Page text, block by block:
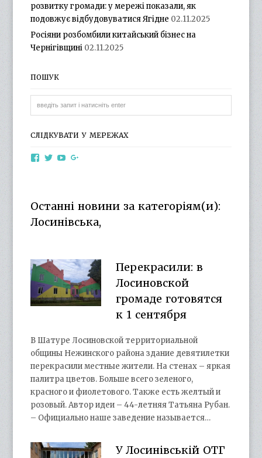
розвитку громади: у мережі показали, як
подовжує відбудовуватися Ягідне 02.11.2025
Росіяни розбомбили китайський бізнес на
Чернігівщині 02.11.2025
ПОШУК
СЛІДКУВАТИ У МЕРЕЖАХ
ViewViewView
YouTube
Останні новини за категоріям(и):
Лосинівська,
Перекрасили: в
Лосиновской
громаде готовятся
к 1 сентября
В Шатуре Лосиновской территориальной
общины Нежинского района здание девятилетки
перекрасили местные жители. На стенах – яркая
палитра цветов. Больше всего зеленого,
красного и фиолетового. Также есть желтый и
розовый. Автор идеи – 44-летняя Татьяна Рубан.
– Официально наше заведение называется…
У Лосинівській ОТГ